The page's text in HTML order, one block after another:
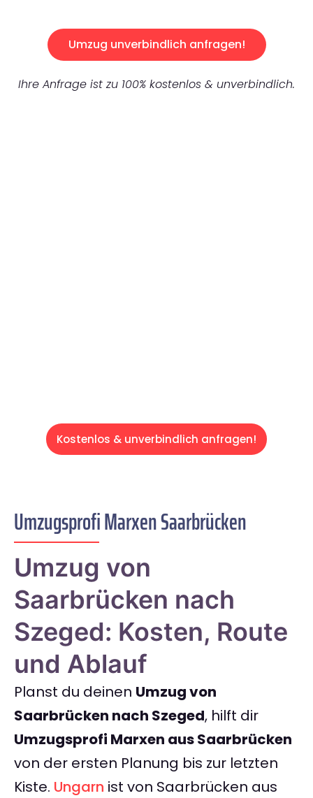
Umzug unverbindlich anfragen!
Ihre Anfrage ist zu 100% kostenlos & unverbindlich.
Kostenlos & unverbindlich anfragen!
Umzugsprofi Marxen Saarbrücken
Umzug von
Saarbrücken nach
Szeged: Kosten, Route
und Ablauf
Planst du deinen Umzug von
Saarbrücken nach Szeged, hilft dir
Umzugsprofi Marxen aus Saarbrücken
von der ersten Planung bis zur letzten
Kiste. Ungarn ist von Saarbrücken aus